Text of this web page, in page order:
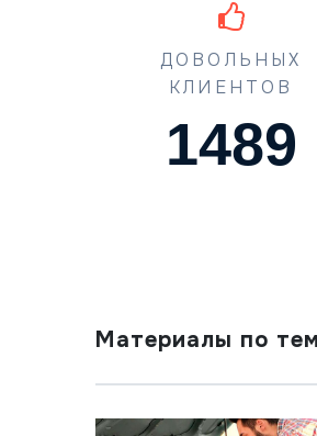
ДОВОЛЬНЫХ
КЛИЕНТОВ
1489
Материалы по